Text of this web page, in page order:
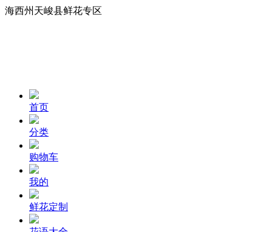
海西州天峻县鲜花专区
首页
分类
购物车
我的
鲜花定制